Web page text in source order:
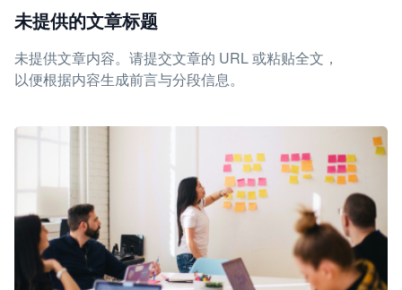
未提供的文章标题
未提供文章内容。请提交文章的 URL 或粘贴全文，
以便根据内容生成前言与分段信息。